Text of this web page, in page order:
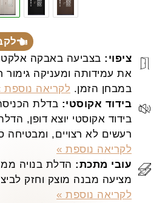
ציפוי: בצביעה באבקה
את עמידותה ומעניקה גימור
במבחן הזמן. לקריאה נוספת
בידוד אקוסטי: בדלת
בידוד אקוסטי יוצא דופן,
רעשים לא רצויים, ומבטיחה
לקריאה נוספת »
עובי מתכת:
מציעה מבנה מוצק וחזק
לקריאה נוספת »